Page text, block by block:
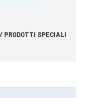
PRODOTTI SPECIALI